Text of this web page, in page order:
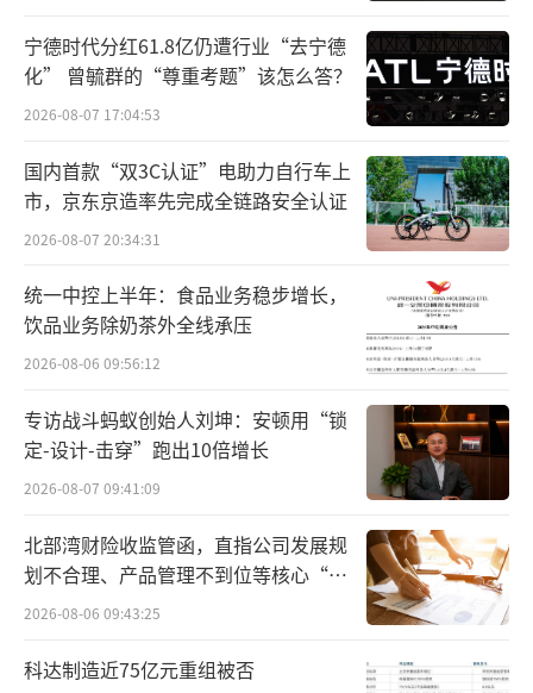
计，也许对于品类突破是一个机会。
总结来看，方便面品类需跳出“加量不加
价”的内卷循环，通过健康化和场景化重构价
值主张。同时超大泡面具备成为品类风口的潜
力，但也需通过差异化创新和精准营销突破现
宁德时代分红61.8亿仍遭行业“去宁德
化” 曾毓群的“尊重考题”该怎么答？
2026-08-07 17:04:53
国内首款“双3C认证”电助力自行车上
市，京东京造率先完成全链路安全认证
2026-08-07 20:34:31
统一中控上半年：食品业务稳步增长，
饮品业务除奶茶外全线承压
2026-08-06 09:56:12
专访战斗蚂蚁创始人刘坤：安顿用“锁
定-设计-击穿”跑出10倍增长
2026-08-07 09:41:09
北部湾财险收监管函，直指公司发展规
划不合理、产品管理不到位等核心“痛
点”
2026-08-06 09:43:25
科达制造近75亿元重组被否